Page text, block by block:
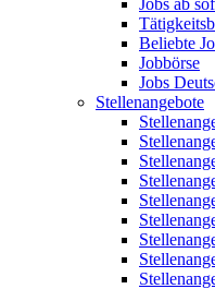
Jobs ab
Beliebte
Jobbörse
Jobs
Stellenangebote